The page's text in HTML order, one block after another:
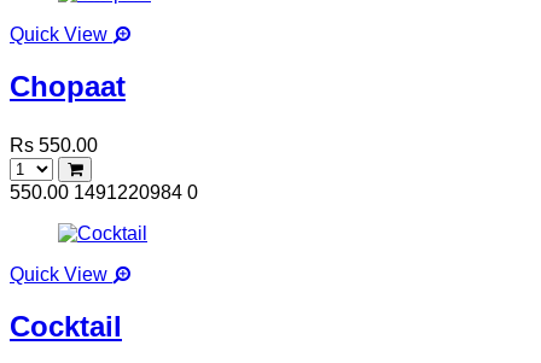
Quick View
Chopaat
Rs 550.00
550.00 1491220984 0
Quick View
Cocktail